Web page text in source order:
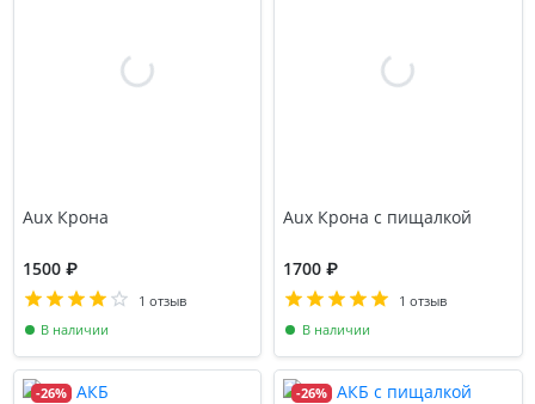
Aux Крона
1500 ₽
1 отзыв
В наличии
Aux Крона с пищалкой
1700 ₽
1 отзыв
В наличии
-26% -26%